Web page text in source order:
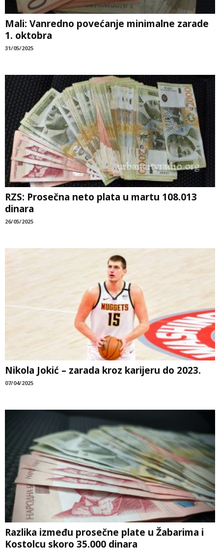
Mali: Vanredno povećanje minimalne zarade
1. oktobra
31/05/2025
RZS: Prosečna neto plata u martu 108.013
dinara
26/05/2025
Nikola Jokić – zarada kroz karijeru do 2023.
07/04/2025
Razlika između prosečne plate u Žabarima i
Kostolcu skoro 35.000 dinara